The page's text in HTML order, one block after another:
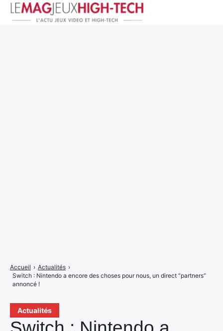
Actualités
Accueil › Actualités ›
Switch : Nintendo a encore des choses pour nous, un direct “partners”
annoncé !